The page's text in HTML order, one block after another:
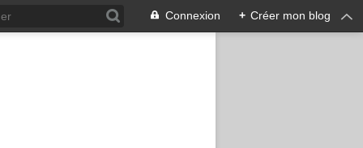
Connexion + Créer mon blog